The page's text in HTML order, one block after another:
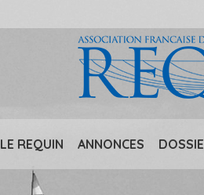
LE REQUIN ANNONCES